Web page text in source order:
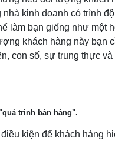
kinh doanh có trình
làm bạn giống như một
khách hàng này bạn
con số, sự trung thực
trình bán hàng".
kiện để khách hàng